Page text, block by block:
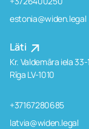
estonia@widen.legal
Läti
Kr. Valdemāra iela 33-
Rīga LV-1010
+37167280685
latvia@widen.legal